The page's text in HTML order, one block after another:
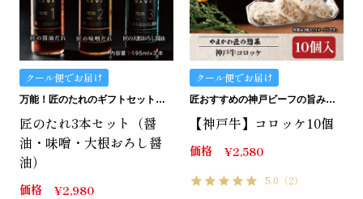
クール便でお届け
万能！匠のたれのギフトセット。化粧箱入り。
匠のたれ3本セット（醤
油・味噌・大根おろし醤
油）
価格 ¥2,980
クール便でお届け
匠おすすめの神戸ビーフの旨みたっぷりコロッケです。
【神戸牛】コロッケ10個
価格 ¥2,580
5.0 （2）